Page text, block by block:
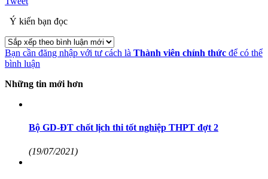
Ý kiến bạn đọc
Bạn cần đăng nhập với tư cách là Thành viên chính thức để có thể
bình luận
Những tin mới hơn
Bộ GD-ĐT chốt lịch thi tốt nghiệp THPT đợt 2
(19/07/2021)